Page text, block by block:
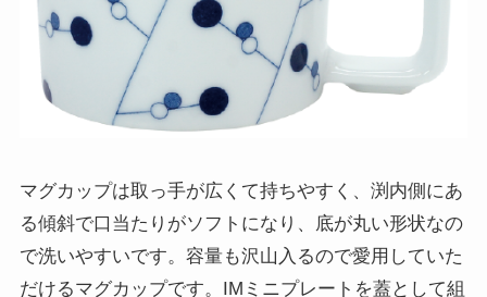
マグカップは取っ手が広くて持ちやすく、渕内側にあ
る傾斜で口当たりがソフトになり、底が丸い形状なの
で洗いやすいです。容量も沢山入るので愛用していた
だけるマグカップです。IMミニプレートを蓋として組